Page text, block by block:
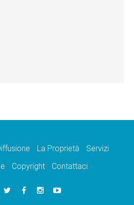
La Proprietà
Servizi
Copyright Contattaci